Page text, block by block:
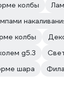
колбы
колбы
g5.3
шара